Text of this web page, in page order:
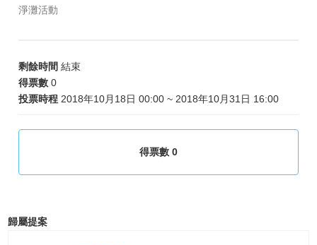
淨灘活動
剩餘時間 結束
得票數 0
投票時程 2018年10月18日 00:00 ~ 2018年10月31日 16:00
得票數 0
歸屬提案